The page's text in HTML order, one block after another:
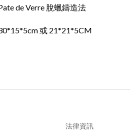
de Verre 脫蠟鑄造法
或 21*21*5CM
法律資訊